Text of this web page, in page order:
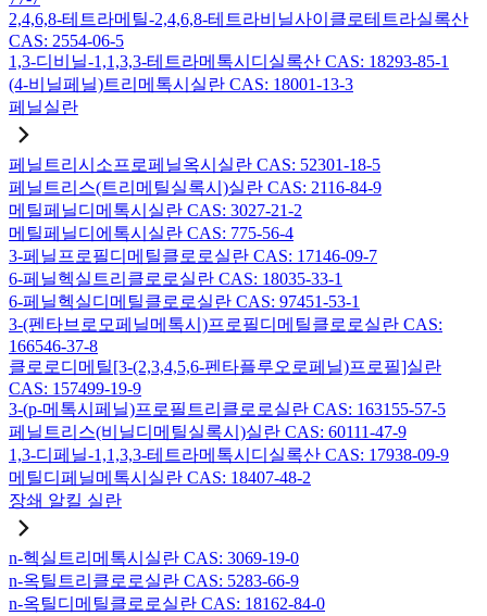
2,4,6,8-테트라메틸-2,4,6,8-테트라비닐사이클로테트라실록산
CAS: 2554-06-5
1,3-디비닐-1,1,3,3-테트라메톡시디실록산 CAS: 18293-85-1
(4-비닐페닐)트리메톡시실란 CAS: 18001-13-3
페닐실란
페닐트리시소프로페닐옥시실란 CAS: 52301-18-5
페닐트리스(트리메틸실록시)실란 CAS: 2116-84-9
메틸페닐디메톡시실란 CAS: 3027-21-2
메틸페닐디에톡시실란 CAS: 775-56-4
3-페닐프로필디메틸클로로실란 CAS: 17146-09-7
6-페닐헥실트리클로로실란 CAS: 18035-33-1
6-페닐헥실디메틸클로로실란 CAS: 97451-53-1
3-(펜타브로모페닐메톡시)프로필디메틸클로로실란 CAS:
166546-37-8
클로로디메틸[3-(2,3,4,5,6-펜타플루오로페닐)프로필]실란
CAS: 157499-19-9
3-(p-메톡시페닐)프로필트리클로로실란 CAS: 163155-57-5
페닐트리스(비닐디메틸실록시)실란 CAS: 60111-47-9
1,3-디페닐-1,1,3,3-테트라메톡시디실록산 CAS: 17938-09-9
메틸디페닐메톡시실란 CAS: 18407-48-2
장쇄 알킬 실란
n-헥실트리메톡시실란 CAS: 3069-19-0
n-옥틸트리클로로실란 CAS: 5283-66-9
n-옥틸디메틸클로로실란 CAS: 18162-84-0